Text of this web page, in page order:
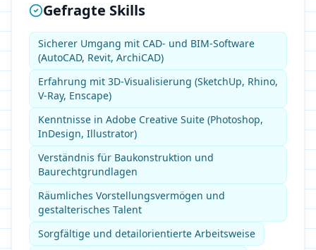
Gefragte Skills
Sicherer Umgang mit CAD- und BIM-Software
(AutoCAD, Revit, ArchiCAD)
Erfahrung mit 3D-Visualisierung (SketchUp, Rhino,
V-Ray, Enscape)
Kenntnisse in Adobe Creative Suite (Photoshop,
InDesign, Illustrator)
Verständnis für Baukonstruktion und
Baurechtgrundlagen
Räumliches Vorstellungsvermögen und
gestalterisches Talent
Sorgfältige und detailorientierte Arbeitsweise